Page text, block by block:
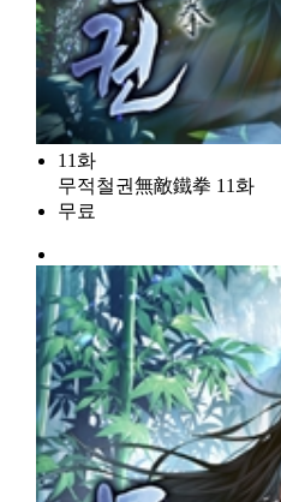
11화
무적철권無敵鐵拳 11화
무료